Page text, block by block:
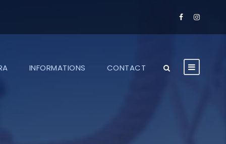
INFORMATIONS CONTACT